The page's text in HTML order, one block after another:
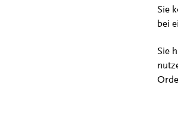
Sie
bei
Sie